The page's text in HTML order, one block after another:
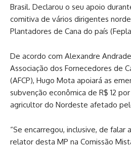
Brasil. Declarou o seu apoio
comitiva de vários dirigentes
Plantadores de Cana do país
De acordo com Alexandre
Associação dos Fornecedores de
(AFCP), Hugo Mota apoiará as
subvenção econômica de R$ 12
agricultor do Nordeste afetado
“Se encarregou, inclusive, de
relator desta MP na Comissão